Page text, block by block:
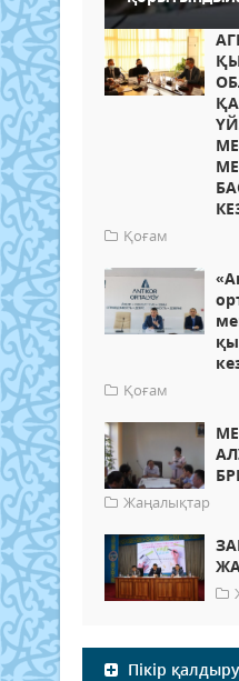
Қоғам
Қоғам
Жаңалықтар
Пікір қалдыру